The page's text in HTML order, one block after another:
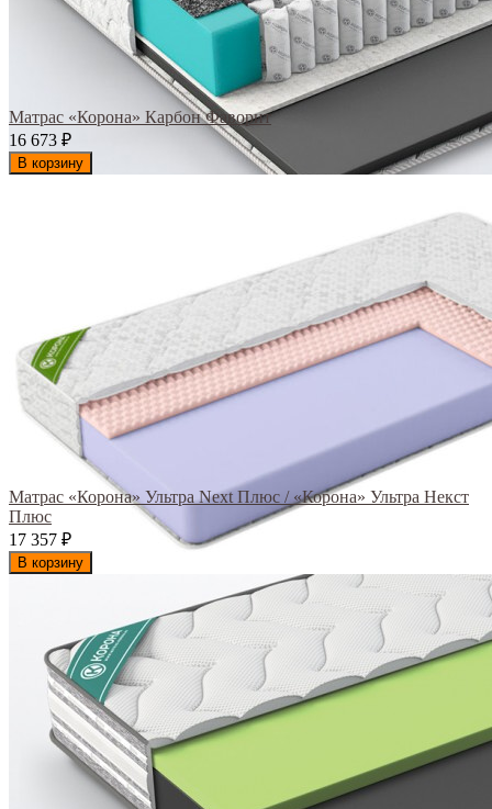
Матрас «Корона» Карбон Фаворит
16 673 ₽
В корзину
Матрас «Корона» Ультра Next Плюс / «Корона» Ультра Некст
Плюс
17 357 ₽
В корзину